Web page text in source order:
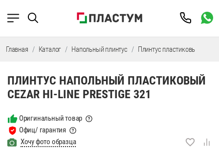
Главная Каталог Напольный плинтус Плинтус пластиковый
ПЛИНТУС НАПОЛЬНЫЙ ПЛАСТИКОВЫЙ
CEZAR HI-LINE PRESTIGE 321
Оригинальный товар
Офиц/ гарантия
Хочу фото образца